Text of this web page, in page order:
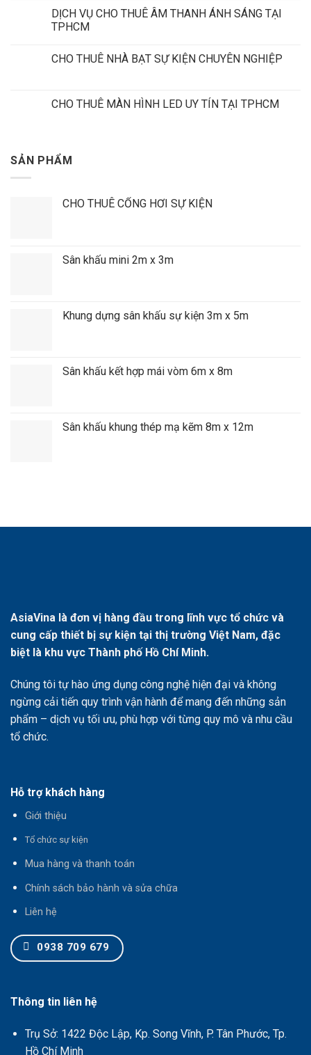
DỊCH VỤ CHO THUÊ ÂM THANH ÁNH SÁNG TẠI
TPHCM
CHO THUÊ NHÀ BẠT SỰ KIỆN CHUYÊN NGHIỆP
CHO THUÊ MÀN HÌNH LED UY TÍN TẠI TPHCM
SẢN PHẨM
CHO THUÊ CỔNG HƠI SỰ KIỆN
Sân khấu mini 2m x 3m
Khung dựng sân khấu sự kiện 3m x 5m
Sân khấu kết hợp mái vòm 6m x 8m
Sân khấu khung thép mạ kẽm 8m x 12m
AsiaVina là đơn vị hàng đầu trong lĩnh vực tổ chức và
cung cấp thiết bị sự kiện tại thị trường Việt Nam, đặc
biệt là khu vực Thành phố Hồ Chí Minh.
Chúng tôi tự hào ứng dụng công nghệ hiện đại và không
ngừng cải tiến quy trình vận hành để mang đến những sản
phẩm – dịch vụ tối ưu, phù hợp với từng quy mô và nhu cầu
tổ chức.
Hỗ trợ khách hàng
Giới thiệu
Tổ chức sự kiện
Mua hàng và thanh toán
Chính sách bảo hành và sửa chữa
Liên hệ
0938 709 679
Thông tin liên hệ
Trụ Sở: 1422 Độc Lập, Kp. Song Vĩnh, P. Tân Phước, Tp.
Hồ Chí Minh